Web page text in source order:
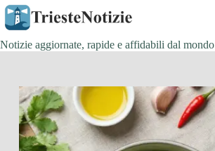
Salta
contenuto
Notizie aggiornate, rapide e affidabili dal mondo